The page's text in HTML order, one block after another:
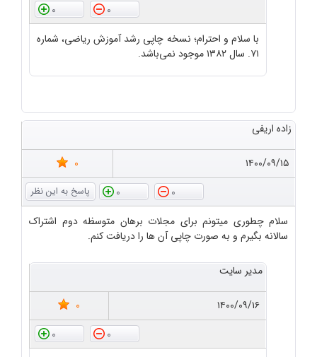
0
0
با سلام و احترام؛ نسخه چاپی رشد آموزش ریاضی، شماره
۷۱. سال ۱۳۸۲ موجود نمی‌باشد.
زاده اریفی
۱۴۰۰/۰۹/۱۵
0
0
0
سلام چطوری میتونم برای مجلات برهان متوسظه دوم اشتراک
سالانه بگیرم و به صورت چاپی آن ها را دریافت کنم.
مدیر سایت
۱۴۰۰/۰۹/۱۶
0
0
0